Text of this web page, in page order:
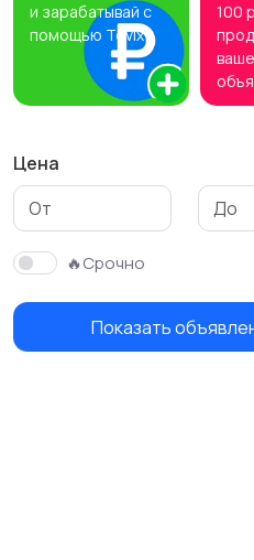
и зарабатывай с
помощью Tovix
100
Цена
🔥Срочно
Показать